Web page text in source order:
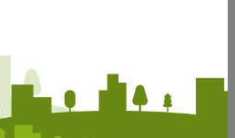
krijgen?
vragen